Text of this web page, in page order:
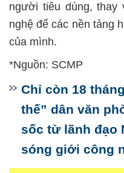
người tiêu dùng, thay
nghệ để các nền tảng
của mình.
*Nguồn: SCMP
Chỉ còn 18
thế” dân văn
sốc từ lãnh đạo
sóng giới công